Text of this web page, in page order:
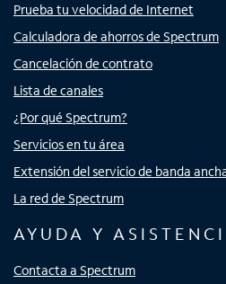
Prueba tu velocidad de Internet
Calculadora de ahorros de Spectrum
Cancelación de contrato
Lista de canales
¿Por qué Spectrum?
Servicios en tu área
Extensión del servicio de banda
La red de Spectrum
AYUDA Y
Contacta a Spectrum